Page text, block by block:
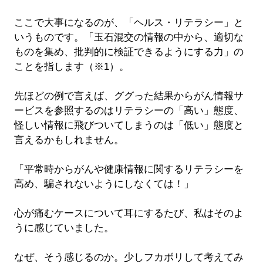
ここで大事になるのが、「ヘルス・リテラシー」と
いうものです。「玉石混交の情報の中から、適切な
ものを集め、批判的に検証できるようにする力」の
ことを指します（※1）。
先ほどの例で言えば、ググった結果からがん情報サ
ービスを参照するのはリテラシーの「高い」態度、
怪しい情報に飛びついてしまうのは「低い」態度と
言えるかもしれません。
「平常時からがんや健康情報に関するリテラシーを
高め、騙されないようにしなくては！」
心が痛むケースについて耳にするたび、私はそのよ
うに感じていました。
なぜ、そう感じるのか。少しフカボリして考えてみ